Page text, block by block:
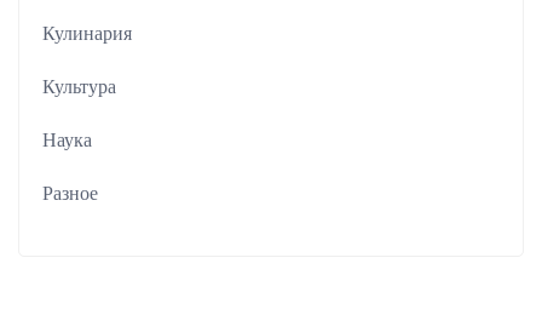
Кулинария
Культура
Наука
Разное